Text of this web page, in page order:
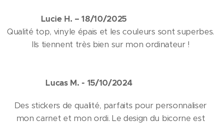
Lucie H. – 18/10/2025 ⭐⭐⭐⭐⭐
Qualité top, vinyle épais et les couleurs sont superbes.
Ils tiennent très bien sur mon ordinateur !
Lucas M. - 15/10/2024 ⭐⭐⭐⭐
Des stickers de qualité, parfaits pour personnaliser
mon carnet et mon ordi. Le design du bicorne est